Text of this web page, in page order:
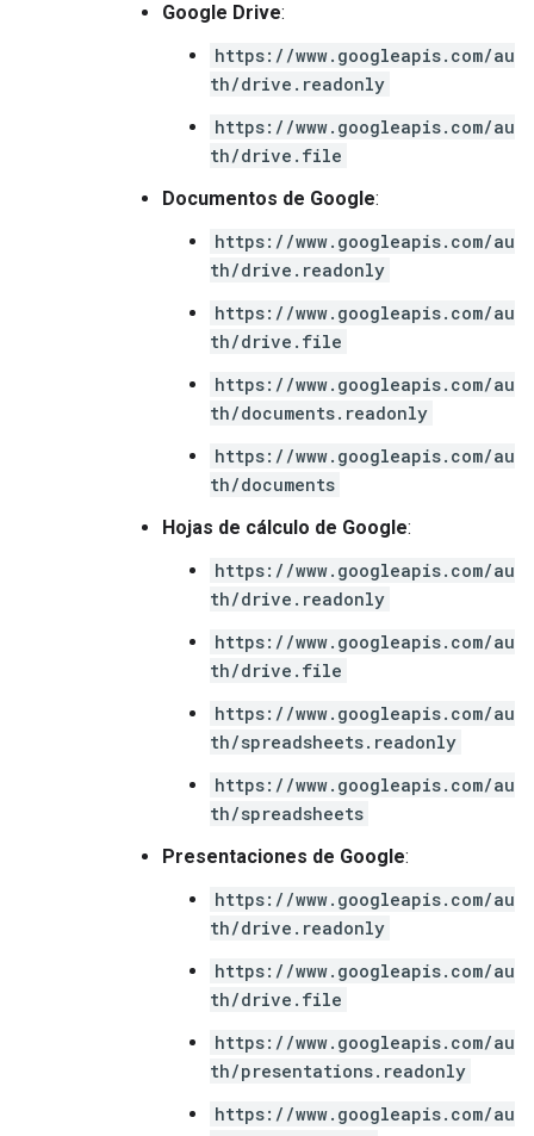
Google Drive:
https://www.googleapis.com/au
th/drive.readonly
https://www.googleapis.com/au
th/drive.file
Documentos de Google:
https://www.googleapis.com/au
th/drive.readonly
https://www.googleapis.com/au
th/drive.file
https://www.googleapis.com/au
th/documents.readonly
https://www.googleapis.com/au
th/documents
Hojas de cálculo de Google:
https://www.googleapis.com/au
th/drive.readonly
https://www.googleapis.com/au
th/drive.file
https://www.googleapis.com/au
th/spreadsheets.readonly
https://www.googleapis.com/au
th/spreadsheets
Presentaciones de Google:
https://www.googleapis.com/au
th/drive.readonly
https://www.googleapis.com/au
th/drive.file
https://www.googleapis.com/au
th/presentations.readonly
https://www.googleapis.com/au